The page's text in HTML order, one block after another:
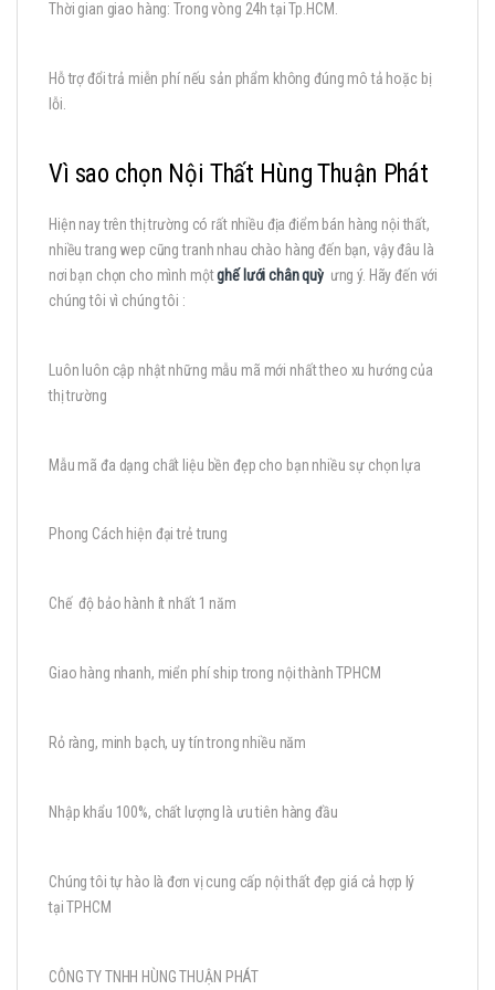
Thời gian giao hàng: Trong vòng 24h tại Tp.HCM.
Hỗ trợ đổi trả miễn phí nếu sản phẩm không đúng mô tả hoặc bị
lỗi.
Vì sao chọn Nội Thất Hùng Thuận Phát
Hiện nay trên thị trường có rất nhiều địa điểm bán hàng nội thất,
nhiều trang wep cũng tranh nhau chào hàng đến bạn, vậy đâu là
nơi bạn chọn cho mình mộtghế lưới chân quỳ ưng ý. Hãy đến với
chúng tôi vì chúng tôi :
Luôn luôn cập nhật những mẫu mã mới nhất theo xu hướng của
thị trường
Mẫu mã đa dạng chất liệu bền đẹp cho bạn nhiều sự chọn lựa
Phong Cách hiện đại trẻ trung
Chế độ bảo hành ít nhất 1 năm
Giao hàng nhanh, miển phí ship trong nội thành TPHCM
Rỏ ràng, minh bạch, uy tín trong nhiều năm
Nhập khẩu 100%, chất lượng là ưu tiên hàng đầu
Chúng tôi tự hào là đơn vị cung cấp nội thất đẹp giá cả hợp lý
tại TPHCM
CÔNG TY TNHH HÙNG THUẬN PHÁT